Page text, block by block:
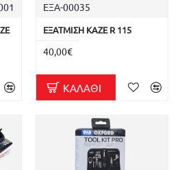
ΕΞΑ-00035
ΕΞΑΤΜΙΣΗ KAZE R 115
40,00€
ΚΑΛΆΘΙ